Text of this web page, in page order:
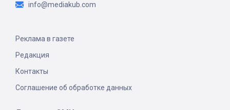
info@mediakub.com
Реклама в газете
Редакция
Контакты
Соглашение об обработке данных